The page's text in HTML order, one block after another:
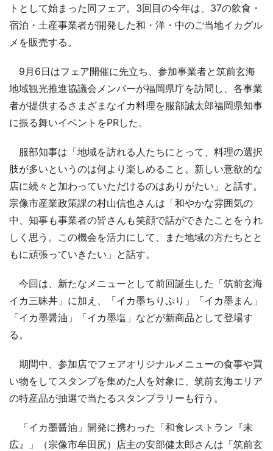
トとして始まった同フェア。3回目の今年は、37の飲食・
宿泊・土産事業者が開発した和・洋・中のご当地イカグル
メを販売する。
9月6日はフェア開催に先立ち、参加事業者と筑前玄海
地域観光推進協議会メンバーが福岡県庁を訪問し、各事業
者が提供するさまざまなイカ料理を服部誠太郎福岡県知事
に振る舞いイベントをPRした。
服部知事は「地域を訪れる人たちにとって、料理の選択
肢が多いというのは何より楽しめること。新しい意欲的な
店に続々と加わっていただけるのはありがたい」と話す。
宗像市産業政策課の村山信也さんは「和やかな雰囲気の
中、知事も事業者の皆さんも笑顔で話ができたことをうれ
しく思う。この機会を活力にして、また地域の方たちとと
もに頑張っていきたい」と話す。
今回は、新たなメニューとして前回誕生した「筑前玄海
イカ三昧丼」に加え、「イカ墨ちりぷり」「イカ墨まん」
「イカ墨醤油」「イカ墨塩」などが新商品として登場す
る。
期間中、参加店でフェアオリジナルメニューの食事や買
い物をしてスタンプを集めた人を対象に、筑前玄海エリア
の特産品が抽選で当たるスタンプラリーも行う。
「イカ墨醤油」開発に携わった「和食レストラン『末
広』」（宗像市牟田尻）店主の安部健太郎さんは「筑前玄